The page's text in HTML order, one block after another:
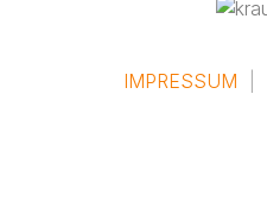
IMPRESSUM